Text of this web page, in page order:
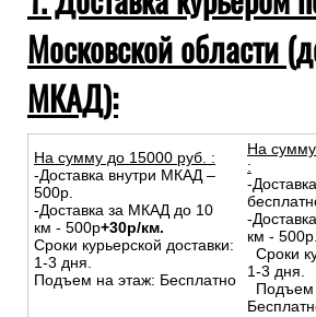
Московской области
МКАД):
На сумму до 15000 руб. :
-Доставка внутри МКАД –
500р.
-Доставка за МКАД до 10
км - 500р+30р/км.
Сроки курьерской доставки:
1-3 дня.
Подъем на этаж: Бесплатно
На
:
-
-
км - 500р.
Сроки
1-3 дня.
Подъем